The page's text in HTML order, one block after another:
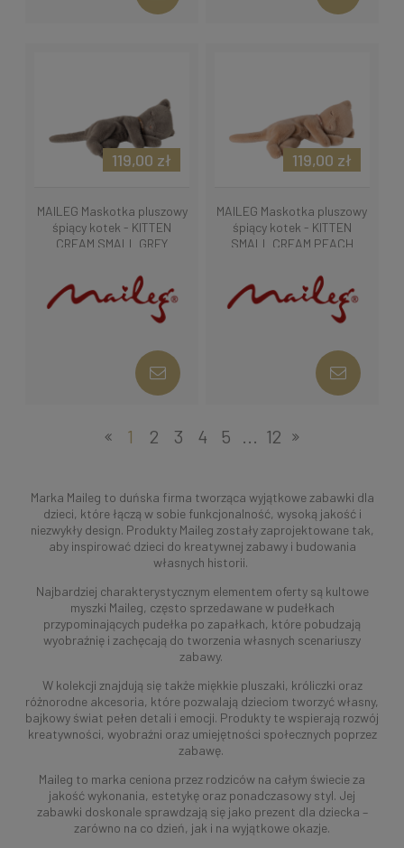
MAILEG Maskotka pluszowy
śpiący kotek - KITTEN
CREAM SMALL GREY
119,00 zł
MAILEG Maskotka pluszowy
śpiący kotek - KITTEN
SMALL CREAM PEACH
119,00 zł
1 2 3 4 5 ... 12
Marka Maileg to duńska firma tworząca wyjątkowe zabawki dla
dzieci, które łączą w sobie funkcjonalność, wysoką jakość i
niezwykły design. Produkty Maileg zostały zaprojektowane tak,
aby inspirować dzieci do kreatywnej zabawy i budowania
własnych historii.
Najbardziej charakterystycznym elementem oferty są kultowe
myszki Maileg, często sprzedawane w pudełkach
przypominających pudełka po zapałkach, które pobudzają
wyobraźnię i zachęcają do tworzenia własnych scenariuszy
zabawy.
W kolekcji znajdują się także miękkie pluszaki, króliczki oraz
różnorodne akcesoria, które pozwalają dzieciom tworzyć własny,
bajkowy świat pełen detali i emocji. Produkty te wspierają rozwój
kreatywności, wyobraźni oraz umiejętności społecznych poprzez
zabawę.
Maileg to marka ceniona przez rodziców na całym świecie za
jakość wykonania, estetykę oraz ponadczasowy styl. Jej
zabawki doskonale sprawdzają się jako prezent dla dziecka –
zarówno na co dzień, jak i na wyjątkowe okazje.